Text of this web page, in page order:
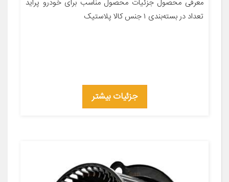
معرفی محصول جزئیات محصول مناسب برای خودرو پراید
تعداد در بسته‌بندی ۱ جنس کالا پلاستیک
جزئیات بیشتر